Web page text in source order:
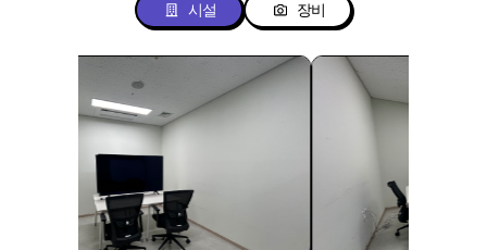
시설 장비